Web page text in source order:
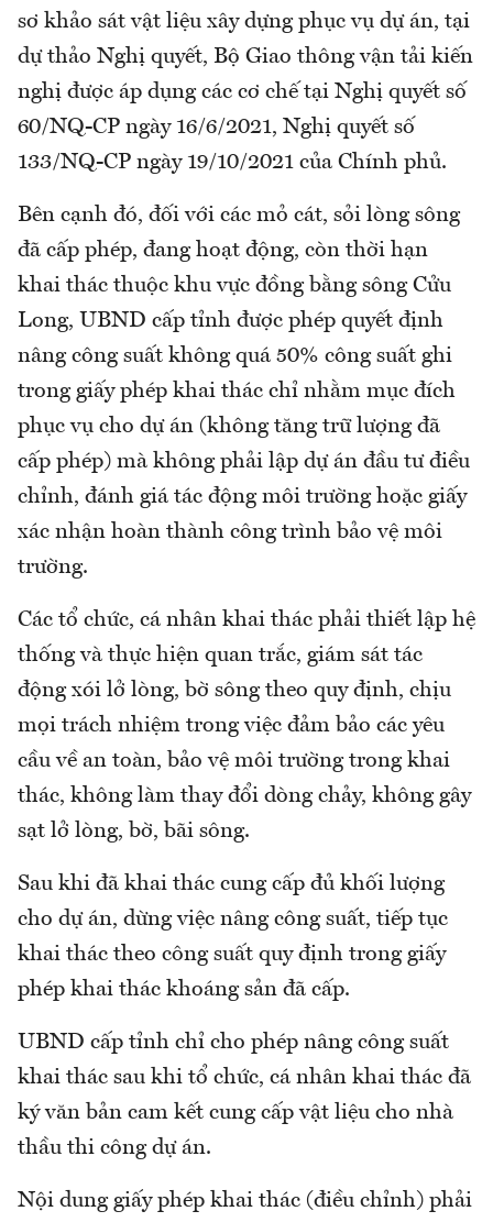
sơ khảo sát vật liệu xây dựng phục vụ dự án, tại
dự thảo Nghị quyết, Bộ Giao thông vận tải kiến
nghị được áp dụng các cơ chế tại Nghị quyết số
60/NQ-CP ngày 16/6/2021, Nghị quyết số
133/NQ-CP ngày 19/10/2021 của Chính phủ.
Bên cạnh đó, đối với các mỏ cát, sỏi lòng sông
đã cấp phép, đang hoạt động, còn thời hạn
khai thác thuộc khu vực đồng bằng sông Cửu
Long, UBND cấp tỉnh được phép quyết định
nâng công suất không quá 50% công suất ghi
trong giấy phép khai thác chỉ nhằm mục đích
phục vụ cho dự án (không tăng trữ lượng đã
cấp phép) mà không phải lập dự án đầu tư điều
chỉnh, đánh giá tác động môi trường hoặc giấy
xác nhận hoàn thành công trình bảo vệ môi
trường.
Các tổ chức, cá nhân khai thác phải thiết lập hệ
thống và thực hiện quan trắc, giám sát tác
động xói lở lòng, bờ sông theo quy định, chịu
mọi trách nhiệm trong việc đảm bảo các yêu
cầu về an toàn, bảo vệ môi trường trong khai
thác, không làm thay đổi dòng chảy, không gây
sạt lở lòng, bờ, bãi sông.
Sau khi đã khai thác cung cấp đủ khối lượng
cho dự án, dừng việc nâng công suất, tiếp tục
khai thác theo công suất quy định trong giấy
phép khai thác khoáng sản đã cấp.
UBND cấp tỉnh chỉ cho phép nâng công suất
khai thác sau khi tổ chức, cá nhân khai thác đã
ký văn bản cam kết cung cấp vật liệu cho nhà
thầu thi công dự án.
Nội dung giấy phép khai thác (điều chỉnh) phải